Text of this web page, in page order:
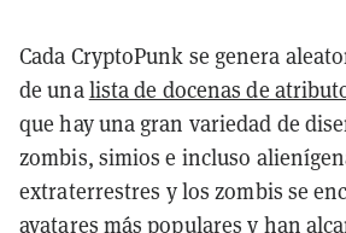
Cada CryptoPunk se genera
de unalista de docenas de
que hay una gran variedad de
zombis, simios e incluso
extraterrestres y los zombis se
avatares más populares y han